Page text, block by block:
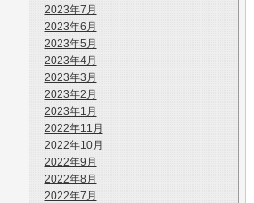
2023年7月
2023年6月
2023年5月
2023年4月
2023年3月
2023年2月
2023年1月
2022年11月
2022年10月
2022年9月
2022年8月
2022年7月